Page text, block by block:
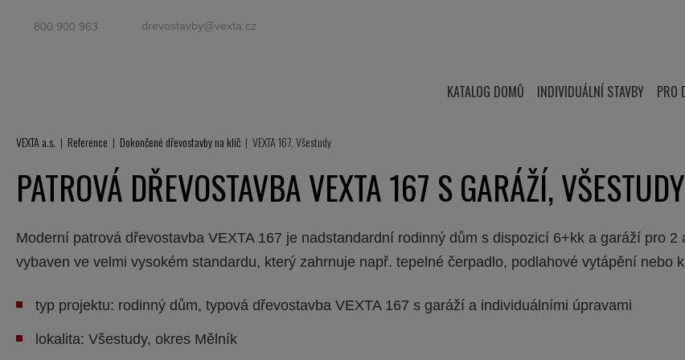
800 900 963 drevostavby@vexta.cz
KATALOG DOMŮ INDIVIDUÁLNÍ STAVBY PRO
VEXTA a.s. Reference Dokončené dřevostavby na klíč VEXTA 167, Všestudy
PATROVÁ DŘEVOSTAVBA VEXTA 167 S GARÁŽÍ, VŠESTUDY
Moderní patrová dřevostavba VEXTA 167 je nadstandardní rodinný dům s dispozicí 6+kk a garáží pro
vybaven ve velmi vysokém standardu, který zahrnuje např. tepelné čerpadlo, podlahové vytápění nebo
typ projektu: rodinný dům, typová dřevostavba VEXTA 167 s garáží a individuálními úpravami
lokalita: Všestudy, okres Mělník